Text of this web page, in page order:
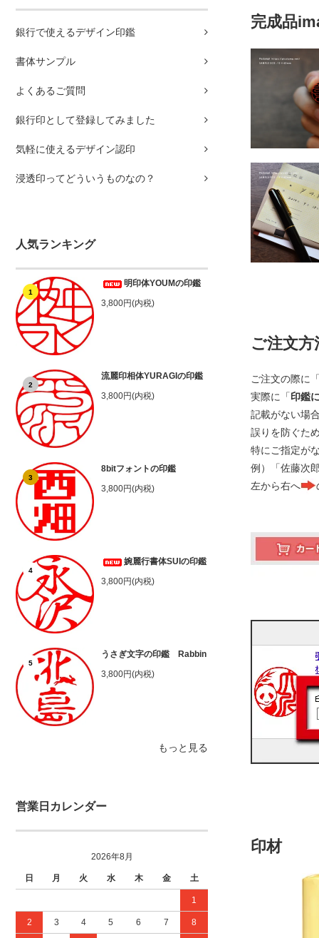
銀行で使えるデザイン印鑑
書体サンプル
よくあるご質問
銀行印として登録してみました
気軽に使えるデザイン認印
浸透印ってどういうものなの？
人気ランキング
1
明印体YOUMの印鑑
3,800円(内税)
2
流麗印相体YURAGIの印鑑
3,800円(内税)
3
8bitフォントの印鑑
3,800円(内税)
4
婉麗行書体SUIの印鑑
3,800円(内税)
5
うさぎ文字の印鑑 Rabbin
3,800円(内税)
もっと見る
営業日カレンダー
2026年8月
日 月 火 水 木 金 土
1
2 3 4 5 6 7 8
完成品
ご注文方
ご注文の際に
実際に「印鑑
記載がない場
誤りを防ぐた
特にご指定が
例）「佐藤次
左から右へ
印材